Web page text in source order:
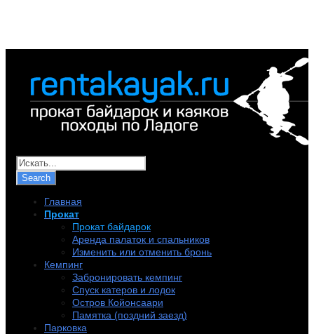
Главная
Прокат
Прокат байдарок
Аренда палаток и спальников
Изменить или отменить бронь
Кемпинг
Забронировать кемпинг
Спуск катеров и лодок
Остров Койонсаари
Памятка (поздний заезд)
Парковка